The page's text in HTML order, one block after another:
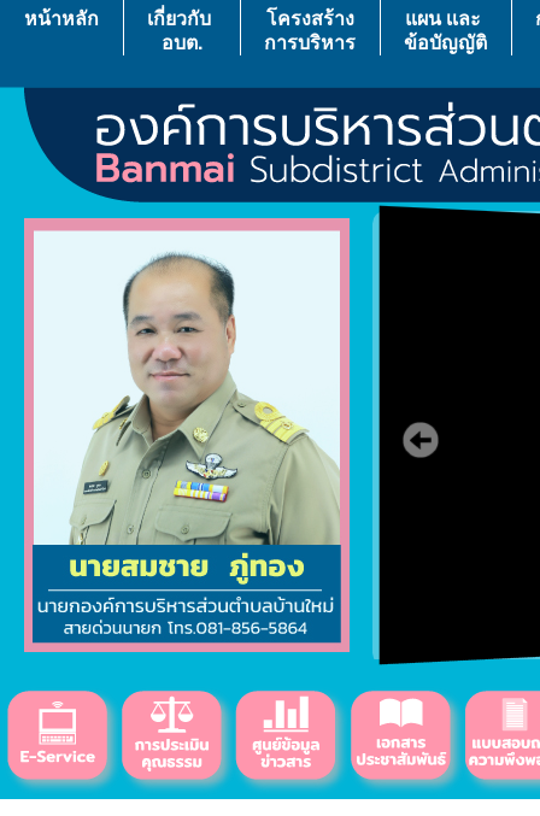
หน้าหลัก
เกี่ยวกับ
อบต.
โครงสร้าง
การบริหาร
แผน เเละ
ข้อบัญญัติ